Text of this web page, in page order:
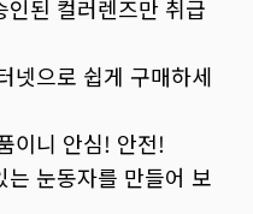
된 컬러렌즈만 취급
넷으로 쉽게 구매하세
이니 안심! 안전!
눈동자를 만들어 보